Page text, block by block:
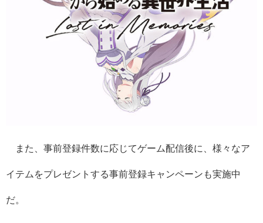
また、事前登録件数に応じてゲーム配信後に、様々なア
イテムをプレゼントする事前登録キャンペーンも実施中
だ。